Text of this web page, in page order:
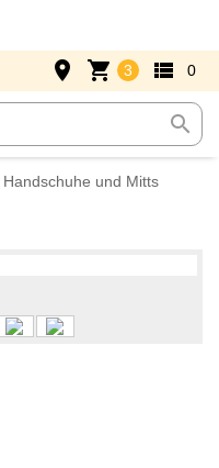
search
place shopping_cart 3 view_list 0
Handschuhe und Mitts